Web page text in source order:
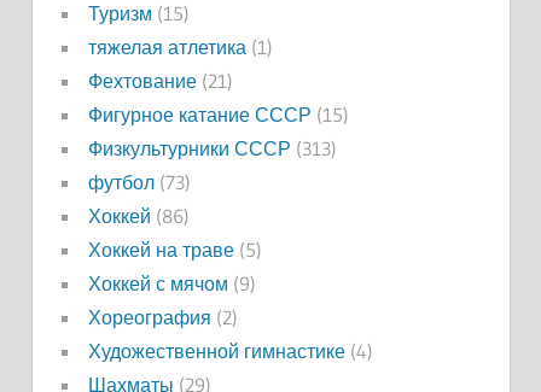
Туризм (15)
тяжелая атлетика(1)
Фехтование(21)
Фигурное катание СССР (15)
Физкультурники СССР (313)
футбол(73)
Хоккей (86)
Хоккей на траве(5)
Хоккей с мячом (9)
Хореография (2)
Художественной гимнастике(4)
Шахматы (29)